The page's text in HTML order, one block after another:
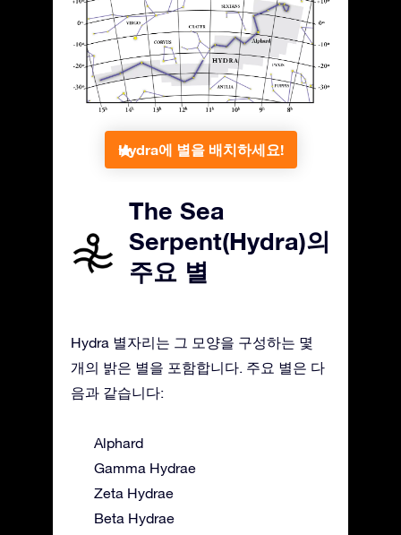
Hydra에 별을 배치하세요!
The Sea
Serpent(Hydra)의
주요 별
Hydra 별자리는 그 모양을 구성하는 몇
개의 밝은 별을 포함합니다. 주요 별은 다
음과 같습니다:
Alphard
Gamma Hydrae
Zeta Hydrae
Beta Hydrae